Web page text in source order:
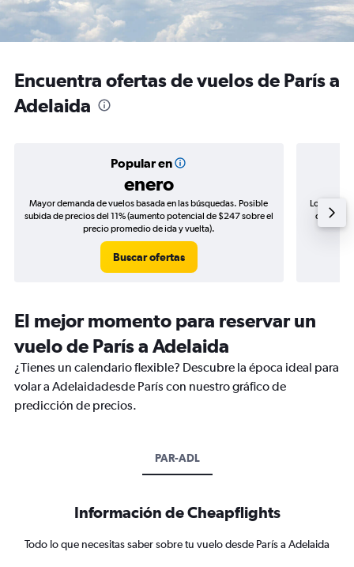
Encuentra ofertas de vuelos de París a
Adelaida
Popular en
enero
Mayor demanda de vuelos basada en las búsquedas. Posible
subida de precios del 11% (aumento potencial de $247 sobre el
precio promedio de ida y vuelta).
Buscar ofertas
Los
de
El mejor momento para reservar un
vuelo de París a Adelaida
¿Tienes un calendario flexible? Descubre la época ideal para
volar a Adelaidadesde París con nuestro gráfico de
predicción de precios.
PAR-ADL
Información de Cheapflights
Todo lo que necesitas saber sobre tu vuelo desde París a Adelaida